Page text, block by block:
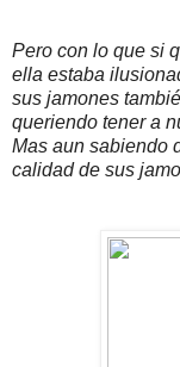
Pero con lo que si
ella estaba
sus jamones
queriendo tener a
Mas aun sabiendo
calidad de sus